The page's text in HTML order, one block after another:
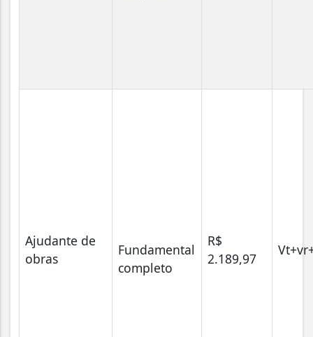
Ajudante de
obras
Fundamental
completo
R$
2.189,97